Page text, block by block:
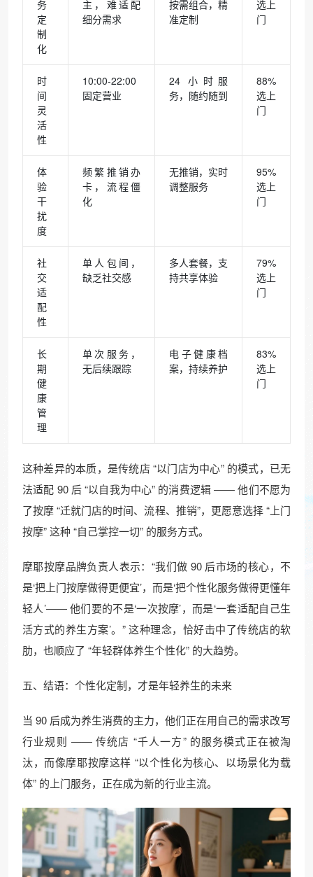
务
定
制
化​
主，难适配
细分需求​
按需组合，精
准定制​
选上
门​
时
间
灵
活
性​
10:00-22:00
固定营业​
24 小时服
务，随约随到​
88%
选上
门​
体
验
干
扰
度​
频繁推销办
卡，流程僵
化​
无推销，实时
调整服务​
95%
选上
门​
社
交
适
配
性​
单人包间，
缺乏社交感​
多人套餐，支
持共享体验​
79%
选上
门​
长
期
健
康
管
理​
单次服务，
无后续跟踪​
电子健康档
案，持续养护​
83%
选上
门​
这种差异的本质，是传统店 “以门店为中心” 的模式，已无
法适配 90 后 “以自我为中心” 的消费逻辑 —— 他们不愿为
了按摩 “迁就门店的时间、流程、推销”，更愿意选择 “上门
按摩” 这种 “自己掌控一切” 的服务方式。​
摩耶按摩品牌负责人表示：“我们做 90 后市场的核心，不
是‘把上门按摩做得更便宜’，而是‘把个性化服务做得更懂年
轻人’—— 他们要的不是‘一次按摩’，而是‘一套适配自己生
活方式的养生方案’。” 这种理念，恰好击中了传统店的软
肋，也顺应了 “年轻群体养生个性化” 的大趋势。​
五、结语：个性化定制，才是年轻养生的未来​
当 90 后成为养生消费的主力，他们正在用自己的需求改写
行业规则 —— 传统店 “千人一方” 的服务模式正在被淘
汰，而像摩耶按摩这样 “以个性化为核心、以场景化为载
体” 的上门服务，正在成为新的行业主流。​